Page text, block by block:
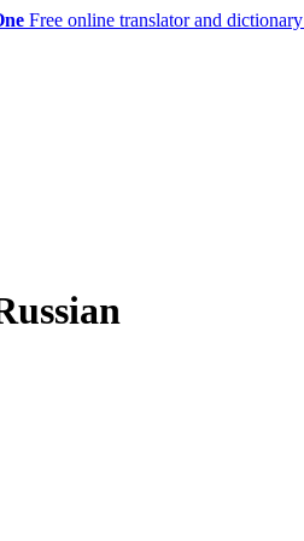
Free online translator and dictionary